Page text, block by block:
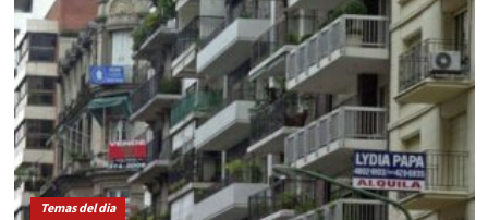
Temas del dia